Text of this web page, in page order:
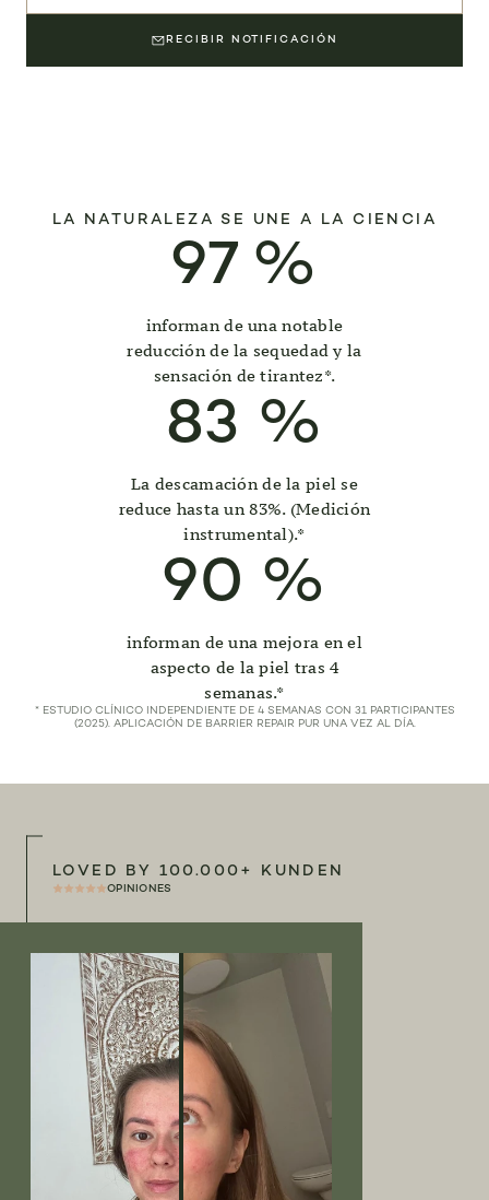
RECIBIR NOTIFICACIÓN
LA NATURALEZA SE UNE A LA CIENCIA
97%
informan de una notable
reducción de la sequedad y la
sensación de tirantez*.
83 %
La descamación de la piel se
reduce hasta un 83%. (Medición
instrumental).*
90 %
informan de una mejora en el
aspecto de la piel tras 4
semanas.*
* ESTUDIO CLÍNICO INDEPENDIENTE DE 4 SEMANAS CON 31 PARTICIPANTES
(2025). APLICACIÓN DE BARRIER REPAIR PUR UNA VEZ AL DÍA.
LOVED BY 100.000+ KUNDEN
OPINIONES